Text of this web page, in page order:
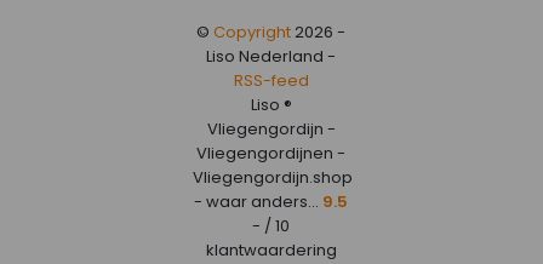
© Copyright 2026 -
Liso Nederland -
RSS-feed
Liso ®
Vliegengordijn -
Vliegengordijnen -
Vliegengordijn.shop
- waar anders... 9.5
- / 10
klantwaardering